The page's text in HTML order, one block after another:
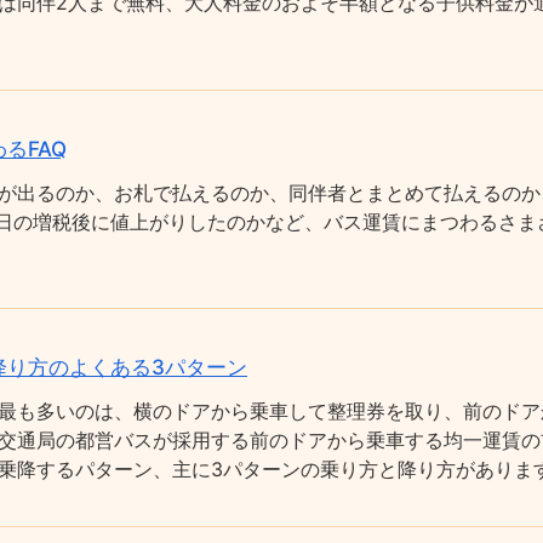
FAQ
出るのか、お札で払えるのか、同伴者とまとめて払えるの
の増税後に値上がりしたのかなど、バス運賃にまつわるさ
方のよくある3パターン
も多いのは、横のドアから乗車して整理券を取り、前のド
通局の都営バスが採用する前のドアから乗車する均一運賃
降するパターン、主に3パターンの乗り方と降り方がありま